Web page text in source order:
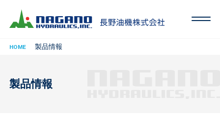
HOME 製品情報
製品情報